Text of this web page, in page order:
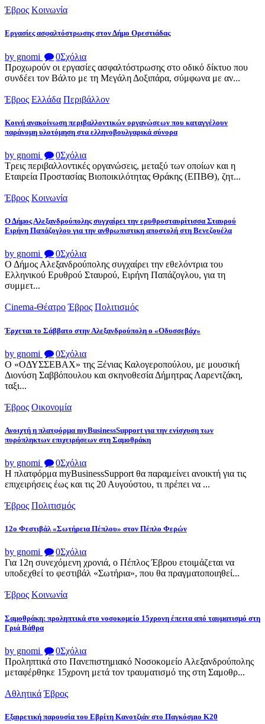
Έβρος Κοινωνία
Εργασίες ασφαλτόστρωσης στον Δήμο Ορεστιάδας
by gnomi 0Σχόλια
Προχωρούν οι εργασίες ασφαλτόστρωσης στο οδικό δίκτυο που
συνδέει τον Βάλτο με τη Μεγάλη Δοξιπάρα, σύμφωνα με αν...
Έβρος Ελλάδα Περιβάλλον
Κοινή ανακοίνωση περιβαλλοντικών οργανώσεων που καταγγέλουν
παράνομη υλοτόμηση στα ελληνοβουλγαρικά σύνορα
by gnomi 0Σχόλια
Τρεις περιβαλλοντικές οργανώσεις, μεταξύ των οποίων και η
Εταιρεία Προστασίας Βιοποικιλότητας Θράκης (ΕΠΒΘ), ζητ...
Έβρος Κοινωνία
Ο Δήμος Αλεξανδρούπολης συγχαίρει την ερυθροσταυρίτισσα Σταυρού
Ειρήνη Παπάζογλου για την ανθρωπιστικη αποστολή στη Βενεζουέλα
by gnomi 0Σχόλια
Ο Δήμος Αλεξανδρούπολης συγχαίρει την εθελόντρια του
Ελληνικού Ερυθρού Σταυρού, Ειρήνη Παπάζογλου, για τη
συμμετ...
Cinema-Θέατρο Έβρος Πολιτισμός
Έρχεται το Σάββατο στην Αλεξανδρούπολη ο «Οδυσσεβάχ»
by gnomi 0Σχόλια
Ο «ΟΔΥΣΣΕΒΑΧ» της Ξένιας Καλογεροπούλου, με μουσική
Διονύση Σαββόπουλου και σκηνοθεσία Δήμητρας Λαρεντζάκη,
ταξι...
Έβρος Οικονομία
Ανοιχτή η πλατφόρμα myBusinessSupport για την ενίσχυση των
πυρόπληκτων επιχειρήσεων στη Σαμοθράκη
by gnomi 0Σχόλια
Η πλατφόρμα myBusinessSupport θα παραμείνει ανοικτή για τις
επιχειρήσεις έως και τις 20 Αυγούστου, τι πρέπει να ...
Έβρος Πολιτισμός
12ο Φεστιβάλ «Σωτήρεια Πέπλου» στον Πέπλο Φερών
by gnomi 0Σχόλια
Για 12η συνεχόμενη χρονιά, ο Πέπλος Έβρου ετοιμάζεται να
υποδεχθεί το φεστιβάλ «Σωτήρια», που θα πραγματοποιηθεί...
Έβρος Κοινωνία
Σαμοθράκη: προληπτικά στο νοσοκομείο 15χρονη έπειτα από ταυματισμό στη
Γριά Βάθρα
by gnomi 0Σχόλια
Προληπτικά στο Πανεπιστημιακό Νοσοκομείο Αλεξανδρούπολης
μεταφέρθηκε 15χρονη μετά τον τραυματισμό της στη Σαμοθρ...
Αθλητικά Έβρος
Εξαιρετική παρουσία του Εβρίτη Κανοτζιάν στο Παγκόσμιο Κ20